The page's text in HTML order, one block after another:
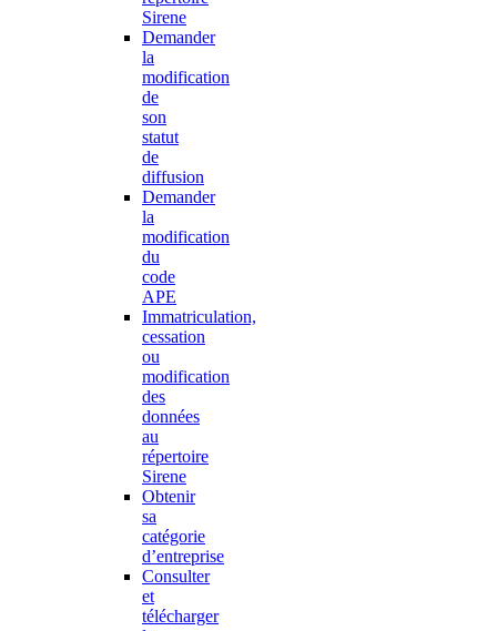
Sirene
Demander
la
modification
de
son
statut
de
diffusion
Demander
la
modification
du
code
APE
Immatriculation,
cessation
ou
modification
des
données
au
répertoire
Sirene
Obtenir
sa
catégorie
d’entreprise
Consulter
et
télécharger